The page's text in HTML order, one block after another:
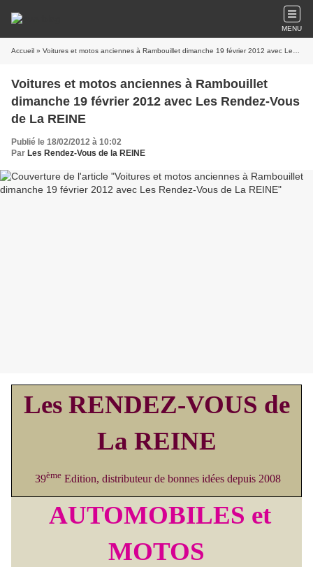
MENU
Accueil » Voitures et motos anciennes à Rambouillet dimanche 19 février 2012 avec Les Rendez-Vous de La REINE
Voitures et motos anciennes à Rambouillet
dimanche 19 février 2012 avec Les Rendez-Vous
de La REINE
Publié le 18/02/2012 à 10:02
Par Les Rendez-Vous de la REINE
Les RENDEZ-VOUS de
La REINE
39ème Edition, distributeur de bonnes idées depuis 2008
AUTOMOBILES et
MOTOS